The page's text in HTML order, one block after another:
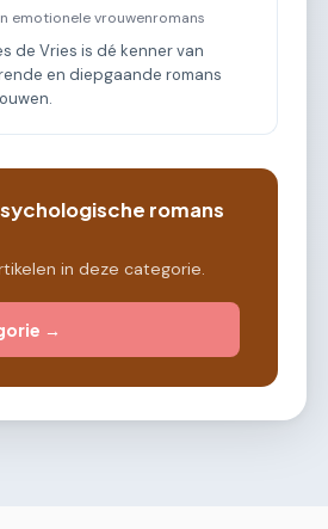
emotionele vrouwenromans
de Vries is dé kenner van
en diepgaande romans
romans
in deze categorie.
→